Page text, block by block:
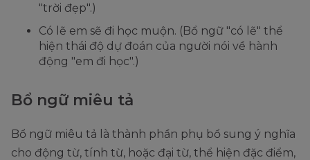
"trời đẹp".)
Có lẽ em sẽ đi học muộn. (Bổ ngữ "có lẽ" thể
hiện thái độ dự đoán của người nói về hành
động "em đi học".)
Bổ ngữ miêu tả
Bổ ngữ miêu tả là thành phần phụ bổ sung ý nghĩa
cho động từ, tính từ, hoặc đại từ, thể hiện đặc điểm,